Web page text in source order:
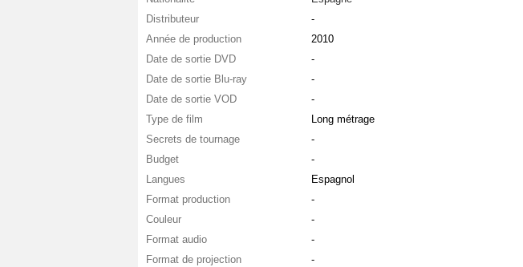
Distributeur
-
Année de production
2010
Date de sortie DVD
-
Date de sortie Blu-ray
-
Date de sortie VOD
-
Type de film
Long métrage
Secrets de tournage
-
Budget
-
Langues
Espagnol
Format production
-
Couleur
-
Format audio
-
Format de projection
-